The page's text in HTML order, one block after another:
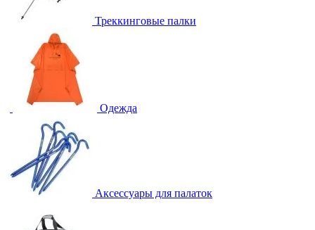
Треккинговые палки
Одежда
Аксессуары для палаток